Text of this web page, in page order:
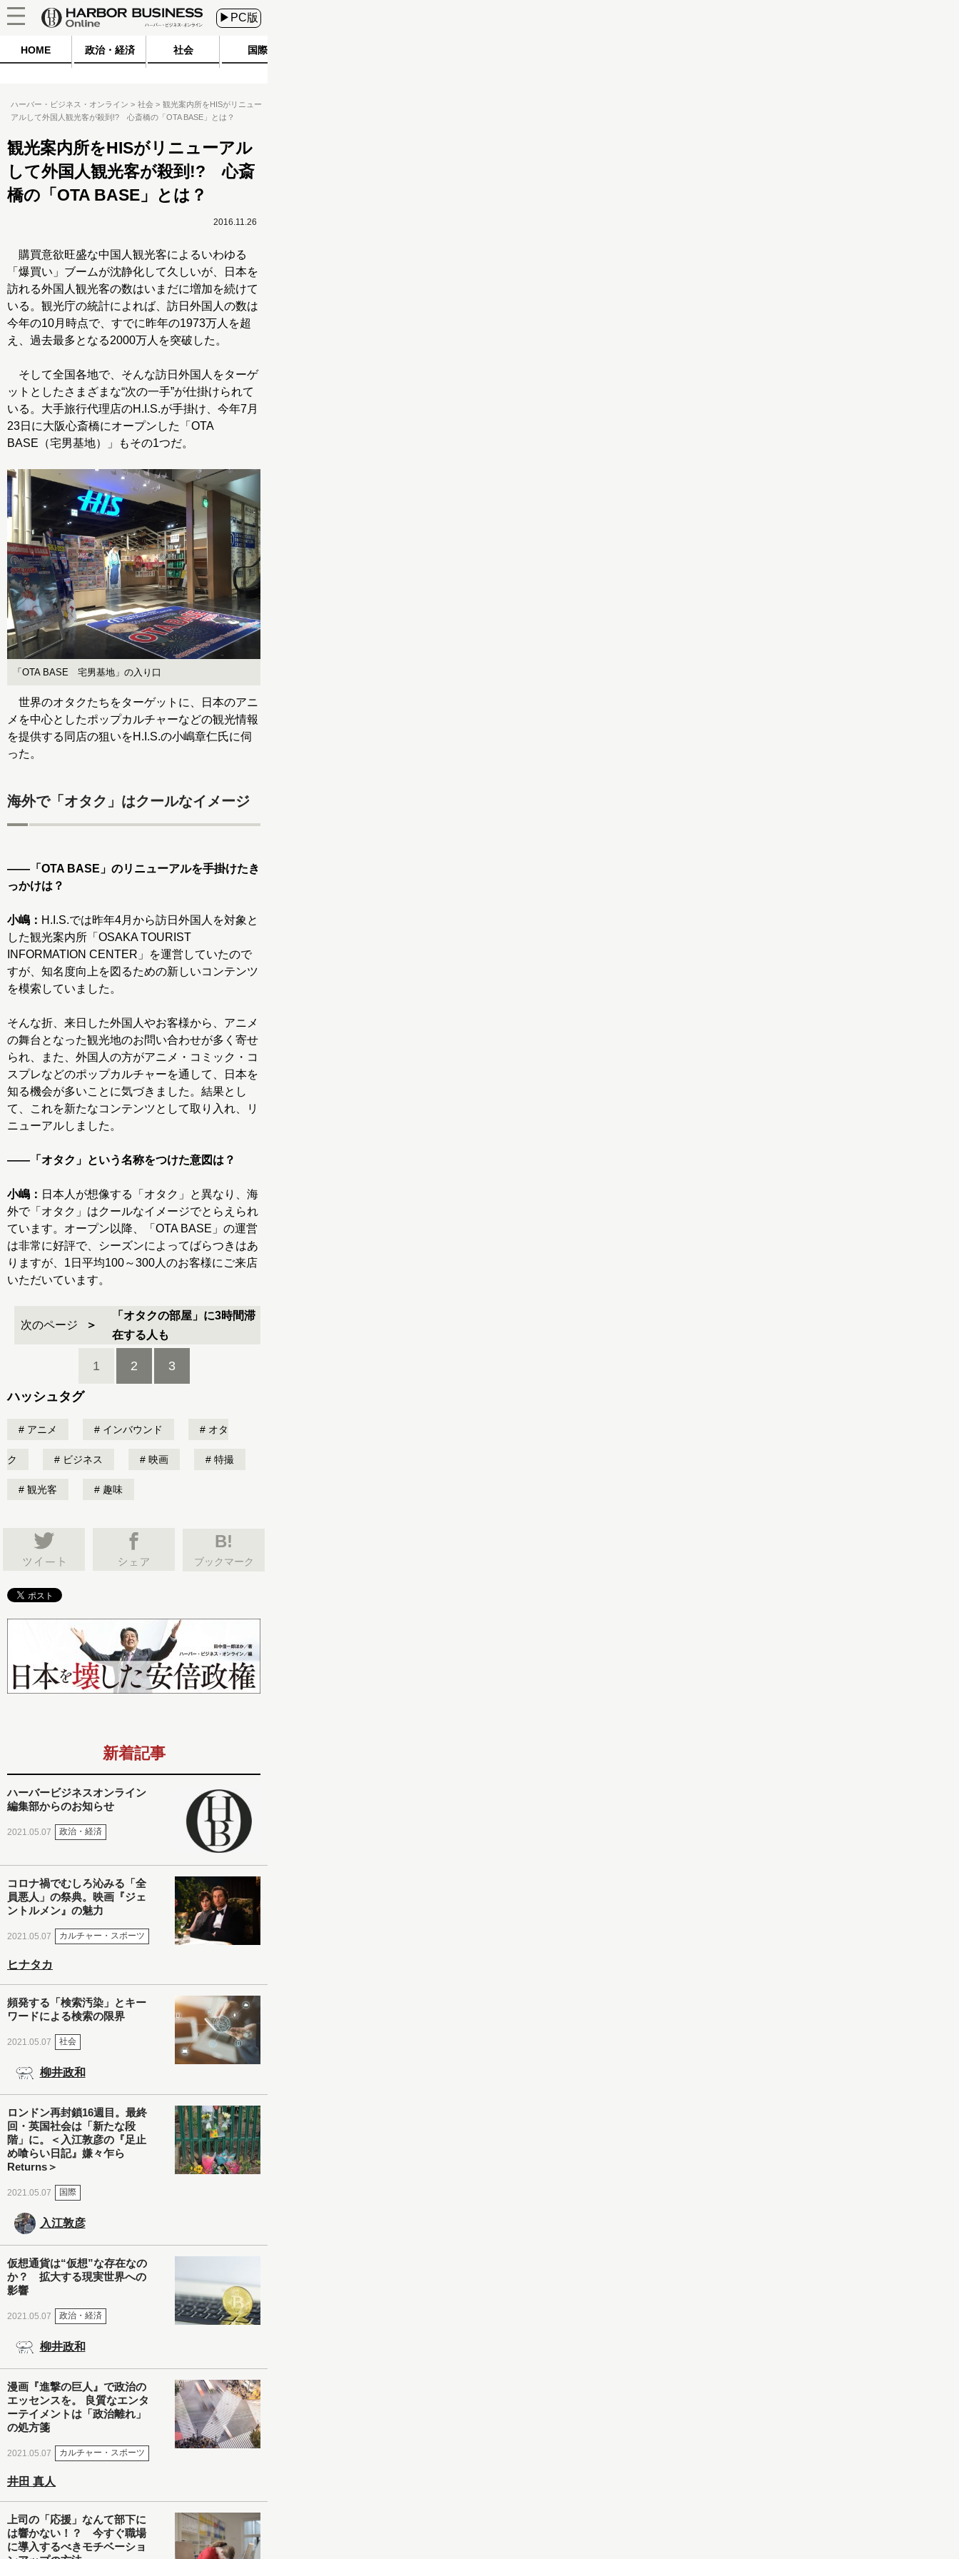
▶PC版
HOME 政治・経済 社会 国際
ハーバー・ビジネス・オンライン 社会
観光案内所をHISがリニュー
アルして外国人観光客が殺到!? 心斎橋の「OTA BASE」とは？
観光案内所をHISがリニューアル
して外国人観光客が殺到!? 心斎
橋の「OTA BASE」とは？
2016.11.26
購買意欲旺盛な中国人観光客によるいわゆる
「爆買い」ブームが沈静化して久しいが、日本を
訪れる外国人観光客の数はいまだに増加を続けて
いる。観光庁の統計によれば、訪日外国人の数は
今年の10月時点で、すでに昨年の1973万人を超
え、過去最多となる2000万人を突破した。
そして全国各地で、そんな訪日外国人をターゲ
ットとしたさまざまな“次の一手”が仕掛けられて
いる。大手旅行代理店のH.I.S.が手掛け、今年7月
23日に大阪心斎橋にオープンした「OTA
BASE（宅男基地）」もその1つだ。
「OTA BASE 宅男基地」の入り口
世界のオタクたちをターゲットに、日本のアニ
メを中心としたポップカルチャーなどの観光情報
を提供する同店の狙いをH.I.S.の小嶋章仁氏に伺
った。
海外で「オタク」はクールなイメージ
――「OTA BASE」のリニューアルを手掛けたき
っかけは？
小嶋： H.I.S.では昨年4月から訪日外国人を対象と
した観光案内所「OSAKA TOURIST
INFORMATION CENTER」を運営していたので
すが、知名度向上を図るための新しいコンテンツ
を模索していました。
そんな折、来日した外国人やお客様から、アニメ
の舞台となった観光地のお問い合わせが多く寄せ
られ、また、外国人の方がアニメ・コミック・コ
スプレなどのポップカルチャーを通して、日本を
知る機会が多いことに気づきました。結果とし
て、これを新たなコンテンツとして取り入れ、リ
ニューアルしました。
――「オタク」という名称をつけた意図は？
小嶋： 日本人が想像する「オタク」と異なり、海
外で「オタク」はクールなイメージでとらえられ
ています。オープン以降、「OTA BASE」の運営
は非常に好評で、シーズンによってばらつきはあ
りますが、1日平均100～300人のお客様にご来店
いただいています。
次のページ
「オタクの部屋」に3時間滞
在する人も
1 2 3
ハッシュタグ
アニメ インバウンド オタ
ク ビジネス 映画 特撮
観光客 趣味
B!
ブックマーク
新着記事
ハーバービジネスオンライン
編集部からのお知らせ
2021.05.07 政治・経済
コロナ禍でむしろ沁みる「全
員悪人」の祭典。映画『ジェ
ントルメン』の魅力
2021.05.07 カルチャー・スポーツ
ヒナタカ
頻発する「検索汚染」とキー
ワードによる検索の限界
2021.05.07 社会
柳井政和
ロンドン再封鎖16週目。最終
回・英国社会は「新たな段
階」に。＜入江敦彦の『足止
め喰らい日記』嫌々乍ら
Returns＞
2021.05.07 国際
入江敦彦
仮想通貨は“仮想”な存在なの
か？ 拡大する現実世界への
影響
2021.05.07 政治・経済
柳井政和
漫画『進撃の巨人』で政治の
エッセンスを。 良質なエンタ
ーテイメントは「政治離れ」
の処方箋
2021.05.07 カルチャー・スポーツ
井田 真人
上司の「応援」なんて部下に
は響かない！？ 今すぐ職場
に導入するべきモチベーショ